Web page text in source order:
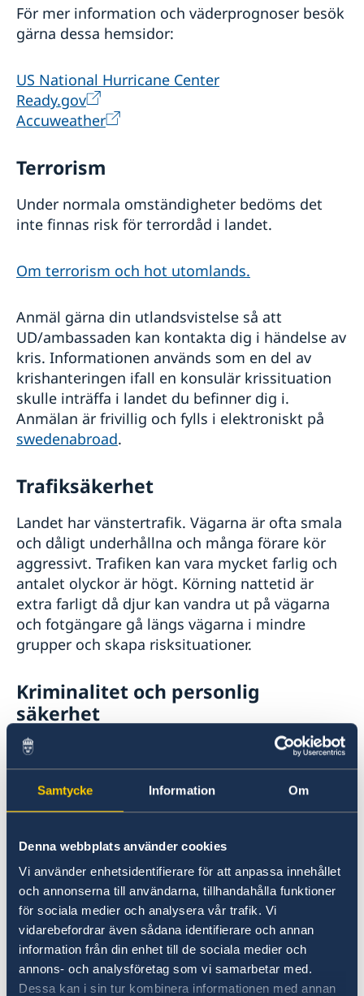
Samtycke Information Om
Denna webbplats använder cookies
Vi använder enhetsidentifierare för att anpassa innehållet
och annonserna till användarna, tillhandahålla funktioner
för sociala medier och analysera vår trafik. Vi
vidarebefordrar även sådana identifierare och annan
information från din enhet till de sociala medier och
annons- och analysföretag som vi samarbetar med.
Dessa kan i sin tur kombinera informationen med annan
För mer information och väderprognoser besök
gärna dessa hemsidor:
US National Hurricane Center
Ready.gov
Accuweather
Terrorism
Under normala omständigheter bedöms det
inte finnas risk för terrordåd i landet.
Om terrorism och hot utomlands.
Anmäl gärna din utlandsvistelse så att
UD/ambassaden kan kontakta dig i händelse av
kris. Informationen används som en del av
krishanteringen ifall en konsulär krissituation
skulle inträffa i landet du befinner dig i.
Anmälan är frivillig och fylls i elektroniskt på
swedenabroad.
Trafiksäkerhet
Landet har vänstertrafik. Vägarna är ofta smala
och dåligt underhållna och många förare kör
aggressivt. Trafiken kan vara mycket farlig och
antalet olyckor är högt. Körning nattetid är
extra farligt då djur kan vandra ut på vägarna
och fotgängare gå längs vägarna i mindre
grupper och skapa risksituationer.
Kriminalitet och personlig
säkerhet
Allvarliga brott, inklusive mord och beväpnade
rån, är ett stort problem. Beväpnade gäng
bekämpar varandra och polisen har svårt att få
bukt med dessa oroselement. Mycket stor
på hotell och i affärer, särskilt efter mörkrets
inbrott. Pirater härjar längs kusten.
Lokala lagar och sedvänjor
Det är viktigt att respektera lokala lagar och
sedvänjor. Bruket av marijuana är olagligt.